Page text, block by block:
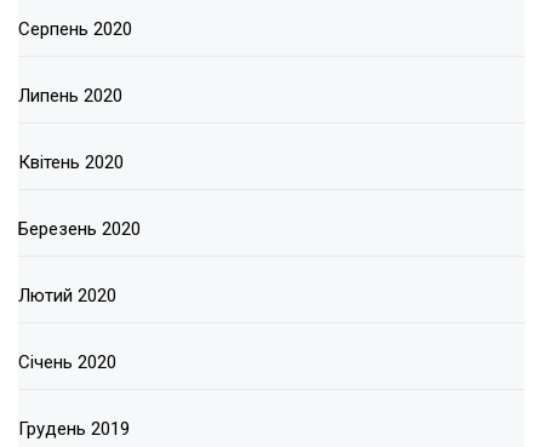
Серпень 2020
Липень 2020
Квітень 2020
Березень 2020
Лютий 2020
Січень 2020
Грудень 2019